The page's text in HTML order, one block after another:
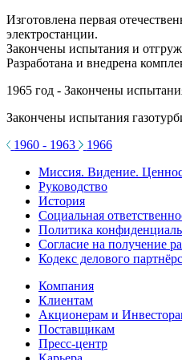
Изготовлена первая
электростанции.
Закончены испытания и
Разработана и внедрена
1965 год - Закончены
Закончены испытания
1960 - 1963
1966
Миссия. Видение.
Руководство
История
Социальная
Политика
Согласие на получение
Кодекс делового
Компания
Клиентам
Акционерам и
Поставщикам
Пресс-центр